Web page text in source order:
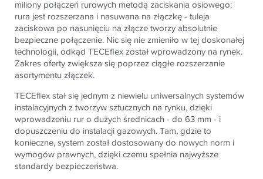
miliony połączeń rurowych metodą zaciskania osiowego:
rura jest rozszerzana i nasuwana na złączkę - tuleja
zaciskowa po nasunięciu na złącze tworzy absolutnie
bezpieczne połączenie. Nic się nie zmieniło w tej doskonałej
technologii, odkąd TECEflex został wprowadzony na rynek.
Zakres oferty zwiększa się poprzez ciągłe rozszerzanie
asortymentu złączek.
TECEflex stał się jednym z niewielu uniwersalnych systemów
instalacyjnych z tworzyw sztucznych na rynku, dzięki
wprowadzeniu rur o dużych średnicach - do 63 mm - i
dopuszczeniu do instalacji gazowych. Tam, gdzie to
konieczne, system został dostosowany do nowych norm i
wymogów prawnych, dzięki czemu spełnia najwyższe
standardy bezpieczeństwa.